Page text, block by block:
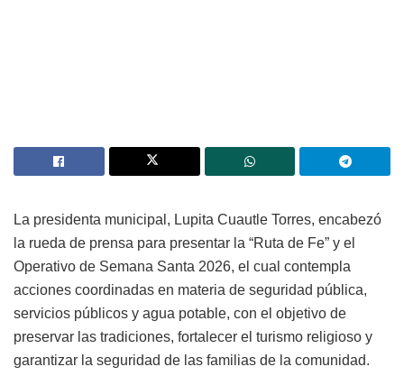
La presidenta municipal, Lupita Cuautle Torres, encabezó
la rueda de prensa para presentar la “Ruta de Fe” y el
Operativo de Semana Santa 2026, el cual contempla
acciones coordinadas en materia de seguridad pública,
servicios públicos y agua potable, con el objetivo de
preservar las tradiciones, fortalecer el turismo religioso y
garantizar la seguridad de las familias de la comunidad.